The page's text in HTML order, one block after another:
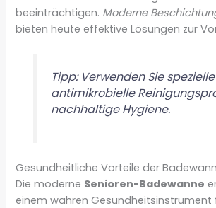
beeinträchtigen. Moderne
bieten heute effektive Lösungen zur
Tipp: Verwenden Sie spezielle
antimikrobielle
nachhaltige Hygiene.
Gesundheitliche Vorteile der
Die moderne Senioren-Badewanne
einem wahren Gesundheitsinstrument